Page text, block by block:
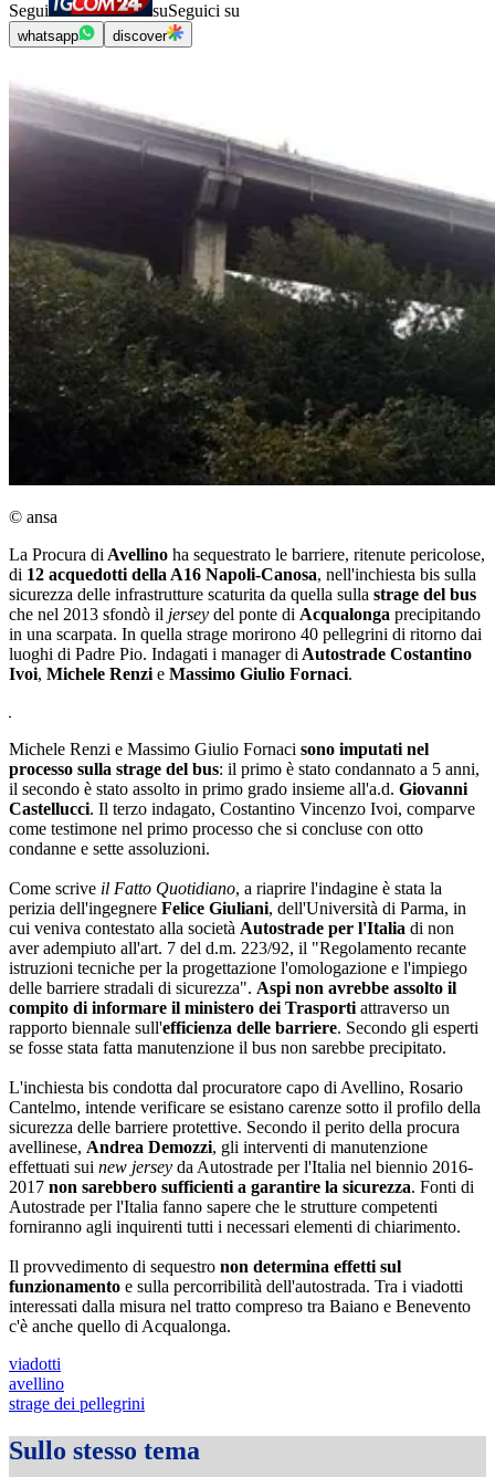
Segui suSeguici su
whatsapp discover
© ansa
La Procura di Avellino ha sequestrato le barriere, ritenute pericolose,
di 12 acquedotti della A16 Napoli-Canosa, nell'inchiesta bis sulla
sicurezza delle infrastrutture scaturita da quella sulla strage del bus
che nel 2013 sfondò il jersey del ponte di Acqualonga precipitando
in una scarpata. In quella strage morirono 40 pellegrini di ritorno dai
luoghi di Padre Pio. Indagati i manager di Autostrade Costantino
Ivoi, Michele Renzi e Massimo Giulio Fornaci.
Michele Renzi e Massimo Giulio Fornaci sono imputati nel
processo sulla strage del bus: il primo è stato condannato a 5 anni,
il secondo è stato assolto in primo grado insieme all'a.d. Giovanni
Castellucci. Il terzo indagato, Costantino Vincenzo Ivoi, comparve
come testimone nel primo processo che si concluse con otto
condanne e sette assoluzioni.
Come scrive il Fatto Quotidiano, a riaprire l'indagine è stata la
perizia dell'ingegnere Felice Giuliani, dell'Università di Parma, in
cui veniva contestato alla società Autostrade per l'Italia di non
aver adempiuto all'art. 7 del d.m. 223/92, il "Regolamento recante
istruzioni tecniche per la progettazione l'omologazione e l'impiego
delle barriere stradali di sicurezza". Aspi non avrebbe assolto il
compito di informare il ministero dei Trasporti attraverso un
rapporto biennale sull'efficienza delle barriere. Secondo gli esperti
se fosse stata fatta manutenzione il bus non sarebbe precipitato.
L'inchiesta bis condotta dal procuratore capo di Avellino, Rosario
Cantelmo, intende verificare se esistano carenze sotto il profilo della
sicurezza delle barriere protettive. Secondo il perito della procura
avellinese, Andrea Demozzi, gli interventi di manutenzione
effettuati sui new jersey da Autostrade per l'Italia nel biennio 2016-
2017 non sarebbero sufficienti a garantire la sicurezza. Fonti di
Autostrade per l'Italia fanno sapere che le strutture competenti
forniranno agli inquirenti tutti i necessari elementi di chiarimento.
Il provvedimento di sequestro non determina effetti sul
funzionamento e sulla percorribilità dell'autostrada. Tra i viadotti
interessati dalla misura nel tratto compreso tra Baiano e Benevento
c'è anche quello di Acqualonga.
viadotti
avellino
strage dei pellegrini
Sullo stesso tema